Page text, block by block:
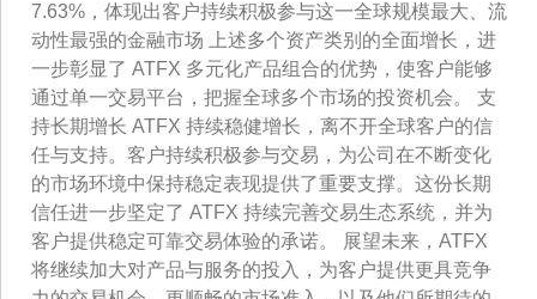
7.63%，体现出客户持续积极参与这一全球规模最大、流
动性最强的金融市场 上述多个资产类别的全面增长，进
一步彰显了 ATFX 多元化产品组合的优势，使客户能够
通过单一交易平台，把握全球多个市场的投资机会。 支
持长期增长 ATFX 持续稳健增长，离不开全球客户的信
任与支持。客户持续积极参与交易，为公司在不断变化
的市场环境中保持稳定表现提供了重要支撑。这份长期
信任进一步坚定了 ATFX 持续完善交易生态系统，并为
客户提供稳定可靠交易体验的承诺。 展望未来，ATFX
将继续加大对产品与服务的投入，为客户提供更具竞争